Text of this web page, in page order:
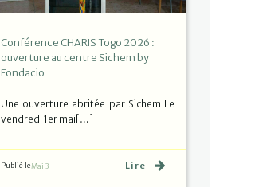
Conférence CHARIS Togo 2026 :
ouverture au centre Sichem by
Fondacio
Une ouverture abritée par Sichem Le
vendredi 1er mai[…]
Publié leMai 3 Lire